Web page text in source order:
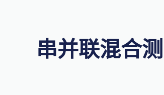
串并联混合